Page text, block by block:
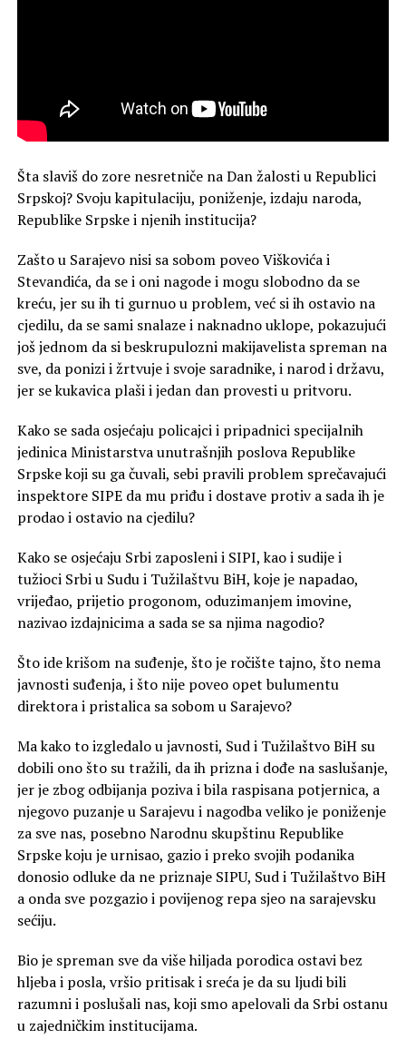
Šta slaviš do zore nesretniče na Dan žalosti u Republici
Srpskoj? Svoju kapitulaciju, poniženje, izdaju naroda,
Republike Srpske i njenih institucija?
Zašto u Sarajevo nisi sa sobom poveo Viškovića i
Stevandića, da se i oni nagode i mogu slobodno da se
kreću, jer su ih ti gurnuo u problem, već si ih ostavio na
cjedilu, da se sami snalaze i naknadno uklope, pokazujući
još jednom da si beskrupulozni makijavelista spreman na
sve, da ponizi i žrtvuje i svoje saradnike, i narod i državu,
jer se kukavica plaši i jedan dan provesti u pritvoru.
Kako se sada osjećaju policajci i pripadnici specijalnih
jedinica Ministarstva unutrašnjih poslova Republike
Srpske koji su ga čuvali, sebi pravili problem sprečavajući
inspektore SIPE da mu priđu i dostave protiv a sada ih je
prodao i ostavio na cjedilu?
Kako se osjećaju Srbi zaposleni i SIPI, kao i sudije i
tužioci Srbi u Sudu i Tužilaštvu BiH, koje je napadao,
vrijeđao, prijetio progonom, oduzimanjem imovine,
nazivao izdajnicima a sada se sa njima nagodio?
Što ide krišom na suđenje, što je ročište tajno, što nema
javnosti suđenja, i što nije poveo opet bulumentu
direktora i pristalica sa sobom u Sarajevo?
Ma kako to izgledalo u javnosti, Sud i Tužilaštvo BiH su
dobili ono što su tražili, da ih prizna i dođe na saslušanje,
jer je zbog odbijanja poziva i bila raspisana potjernica, a
njegovo puzanje u Sarajevu i nagodba veliko je poniženje
za sve nas, posebno Narodnu skupštinu Republike
Srpske koju je urnisao, gazio i preko svojih podanika
donosio odluke da ne priznaje SIPU, Sud i Tužilaštvo BiH
a onda sve pozgazio i povijenog repa sjeo na sarajevsku
sećiju.
Bio je spreman sve da više hiljada porodica ostavi bez
hljeba i posla, vršio pritisak i sreća je da su ljudi bili
razumni i poslušali nas, koji smo apelovali da Srbi ostanu
u zajedničkim institucijama.